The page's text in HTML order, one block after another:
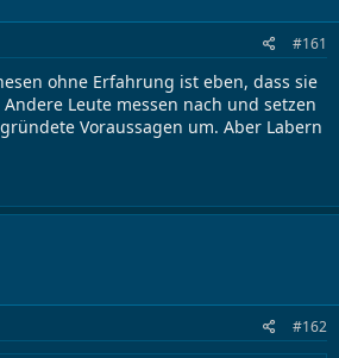
#161
ohne Erfahrung ist eben, dass sie
Leute messen nach und setzen
Voraussagen um. Aber Labern
#162